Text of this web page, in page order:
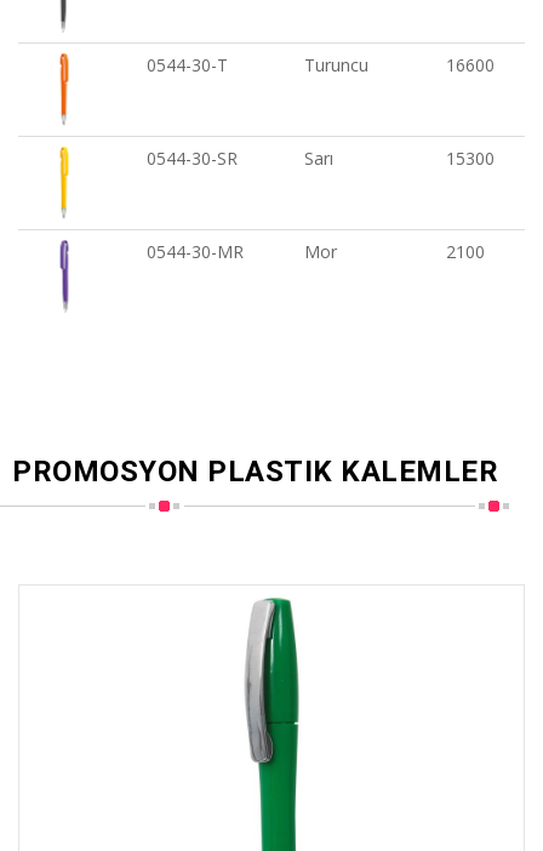
0544-30-T Turuncu 16600
0544-30-SR Sarı 15300
0544-30-MR Mor 2100
PROMOSYON PLASTIK KALEMLER